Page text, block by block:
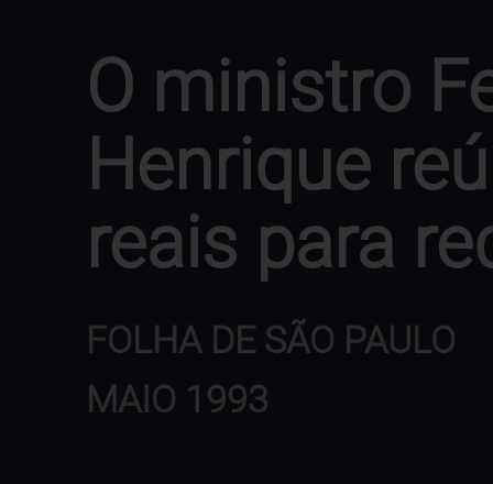
O ministro
Henrique
reais para
FOLHA DE SÃO PAULO
MAIO 1993